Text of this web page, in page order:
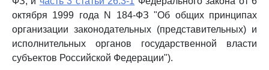
октября 1999 года N 184-ФЗ "Об общих принципах
организации законодательных (представительных) и
исполнительных органов государственной власти
субъектов Российской Федерации").